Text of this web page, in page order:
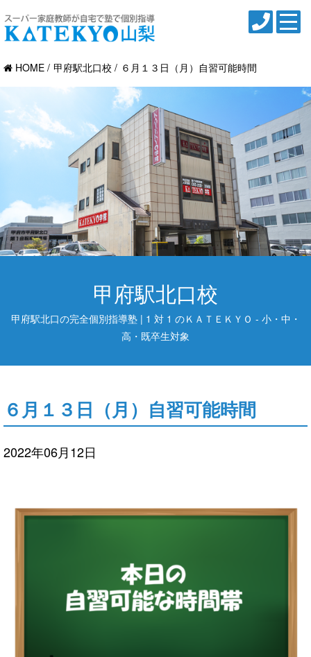
HOME 甲府駅北口校 ６月１３日（月）自習可能時間
甲府駅北口校
甲府駅北口の完全個別指導塾 | 1 対 1 のＫＡＴＥＫＹＯ - 小・中・
高・既卒生対象
６月１３日（月）自習可能時間
2022年06月12日